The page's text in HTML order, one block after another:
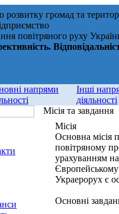
розвитку громад та
повітряного руху
напрями
Інші
діяльності
Місія та завдання
Місія
Основна місія
повітряному
урахуванням
Європейському
Украерорух є
Основні